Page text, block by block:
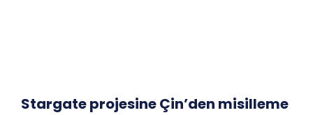
Stargate projesine Çin’den misilleme